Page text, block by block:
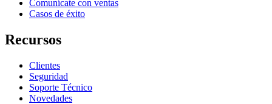
Comunícate con ventas
Casos de éxito
Recursos
Clientes
Seguridad
Soporte Técnico
Novedades